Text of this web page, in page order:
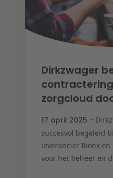
Dirkzwager
zorgcloud
17 april 2025 -
succesvol begeleid
leverancier Ilionx
voor het beheer en